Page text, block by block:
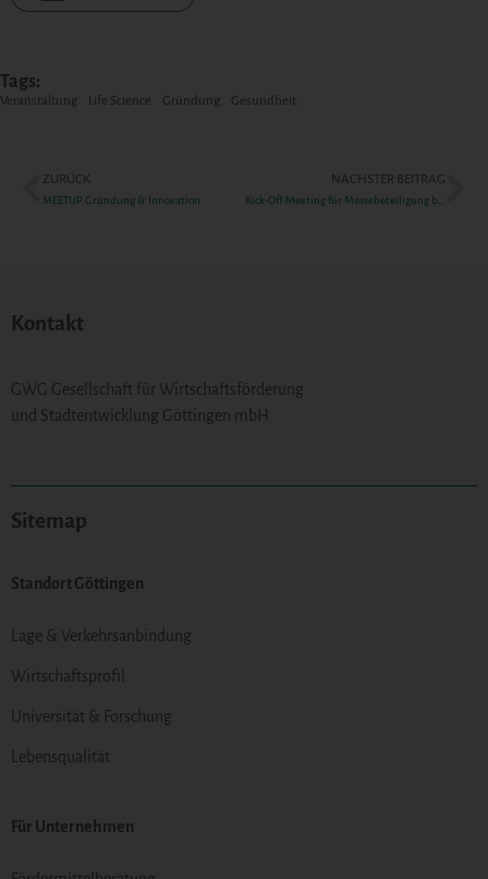
Tags:
Veranstaltung Life Science Gründung Gesundheit
ZURÜCK
MEETUP Gründung & Innovation
NÄCHSTER BEITRAG
Kontakt
GWG Gesellschaft für Wirtschaftsförderung
und Stadtentwicklung Göttingen mbH
Sitemap
Standort Göttingen
Lage & Verkehrsanbindung
Wirtschaftsprofil
Universität & Forschung
Lebensqualität
Für Unternehmen